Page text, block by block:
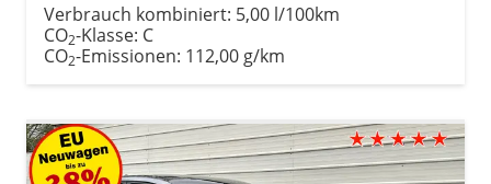
Verbrauch kombiniert: 5,00 l/100km
CO2-Klasse: C
CO2-Emissionen: 112,00 g/km